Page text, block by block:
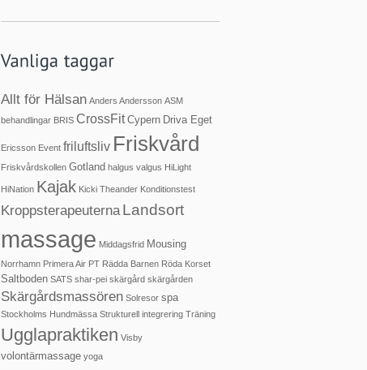
Allt för Hälsan Anders Andersson ASM
behandlingar BRIS CrossFit Cypern Driva Eget
Ericsson Event friluftsliv Friskvård
Friskvårdskollen Gotland halgus valgus HiLight
HiNation Kajak Kicki Theander Konditionstest
Kroppsterapeuterna Landsort
massage Middagsfrid Mousing
Norrhamn Primera Air PT Rädda Barnen Röda Korset
Saltboden SATS shar-pei skärgård skärgården
Skärgårdsmassören Solresor spa
Stockholms Hundmässa Strukturell integrering Träning
Ugglapraktiken Visby
volontärmassage yoga